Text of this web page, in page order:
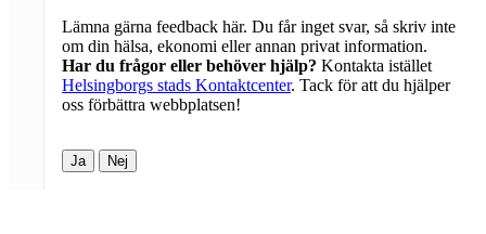
Lämna gärna feedback här. Du får inget svar, så skriv inte
om din hälsa, ekonomi eller annan privat information.
Har du frågor eller behöver hjälp? Kontakta istället
Helsingborgs stads Kontaktcenter. Tack för att du hjälper
oss förbättra webbplatsen!
Ja Nej